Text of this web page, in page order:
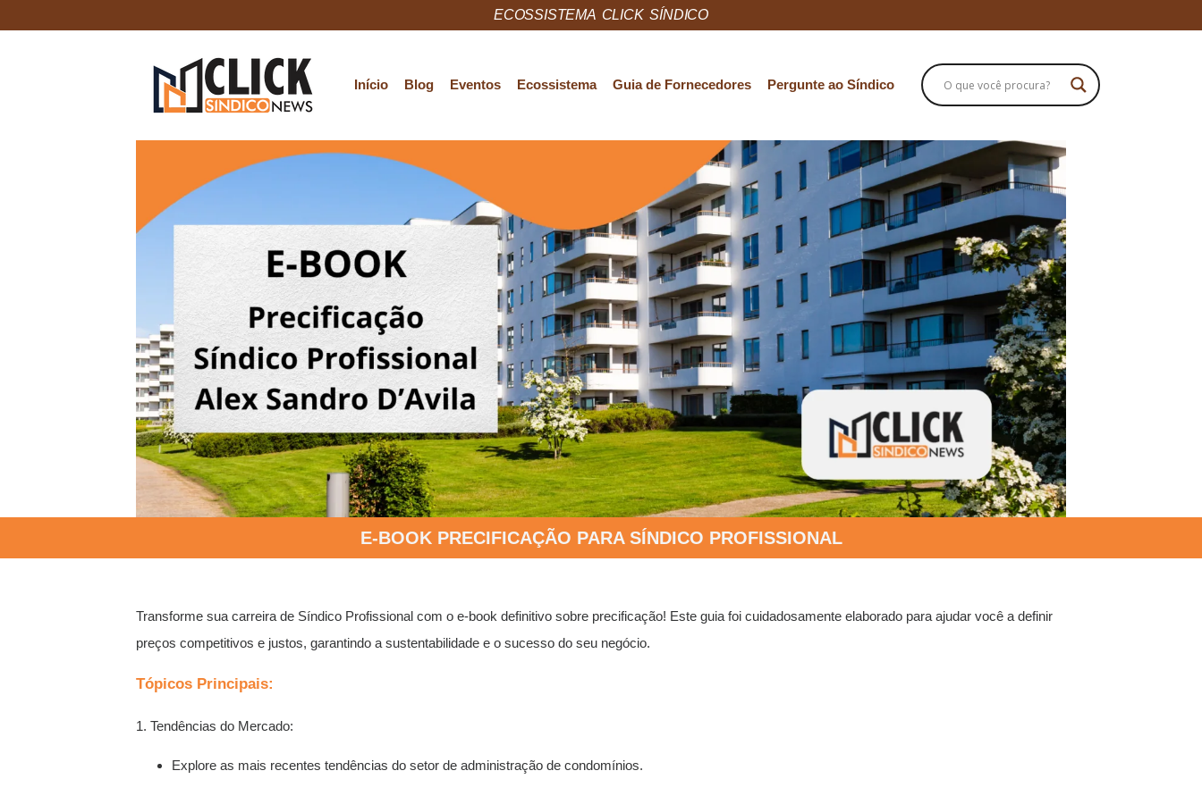
ECOSSISTEMA CLICK SÍNDICO
Início Blog Eventos Ecossistema Guia de Fornecedores Pergunte ao Síndico
E-BOOK PRECIFICAÇÃO PARA SÍNDICO PROFISSIONAL
Transforme sua carreira de Síndico Profissional com o e-book definitivo sobre precificação! Este guia foi cuidadosamente elaborado para ajudar você a definir
preços competitivos e justos, garantindo a sustentabilidade e o sucesso do seu negócio.
Tópicos Principais:
1. Tendências do Mercado:
Explore as mais recentes tendências do setor de administração de condomínios.